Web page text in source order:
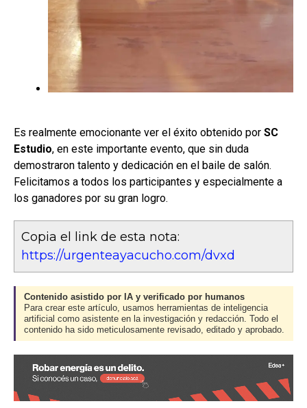
Es realmente emocionante ver el éxito obtenido por SC
Estudio, en este importante evento, que sin duda
demostraron talento y dedicación en el baile de salón.
Felicitamos a todos los participantes y especialmente a
los ganadores por su gran logro.
Copia el link de esta nota:
https://urgenteayacucho.com/dvxd
Contenido asistido por IA y verificado por humanos
Para crear este artículo, usamos herramientas de inteligencia
artificial como asistente en la investigación y redacción. Todo el
contenido ha sido meticulosamente revisado, editado y aprobado.